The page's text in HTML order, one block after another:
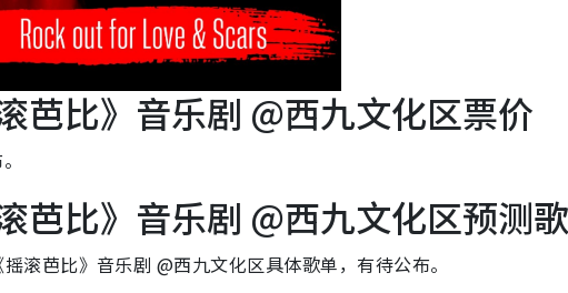
芭比》音乐剧 @西九文化区票价
芭比》音乐剧 @西九文化区预测
滚芭比》音乐剧 @西九文化区具体歌单，有待公布。